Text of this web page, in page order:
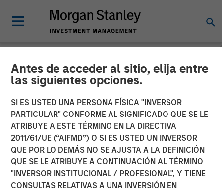
Antes de acceder al sitio, elija entre
las siguientes opciones.
SI ES USTED UNA PERSONA FÍSICA "INVERSOR
PARTICULAR" CONFORME AL SIGNIFICADO QUE SE LE
ATRIBUYE A ESTE TÉRMINO EN LA DIRECTIVA
2011/61/UE (“AIFMD”) O SI ES USTED UN INVERSOR
QUE POR LO DEMÁS NO SE AJUSTA A LA DEFINICIÓN
QUE SE LE ATRIBUYE A CONTINUACIÓN AL TÉRMINO
"INVERSOR INSTITUCIONAL / PROFESIONAL", Y TIENE
CONSULTAS RELATIVAS A UNA INVERSIÓN EN
NEWSROOM
Unifeye Vision Announces
Partnership with Brooks
Eye Associates, Along with
Strategic Growth
Investment